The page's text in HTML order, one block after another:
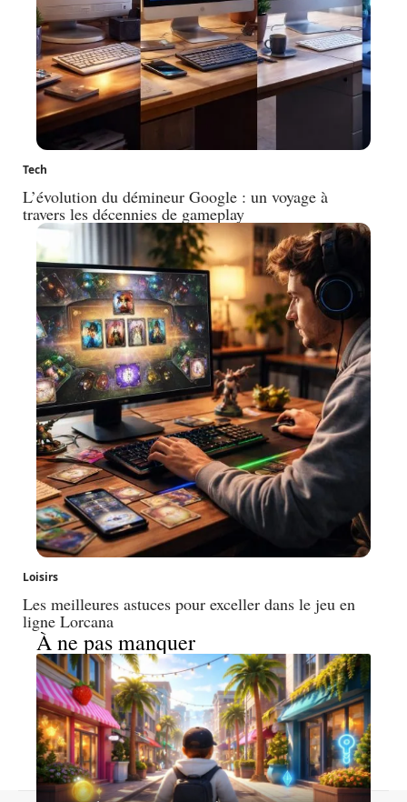
Tech
L’évolution du démineur Google : un voyage à
travers les décennies de gameplay
Loisirs
Les meilleures astuces pour exceller dans le jeu en
ligne Lorcana
À ne pas manquer